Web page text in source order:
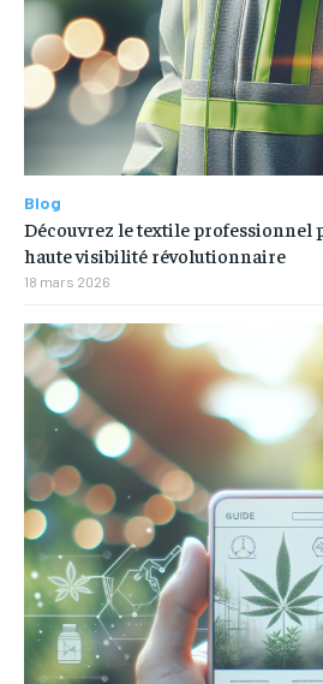
Blog
Découvrez le textile professionnel
haute visibilité révolutionnaire
18 mars 2026